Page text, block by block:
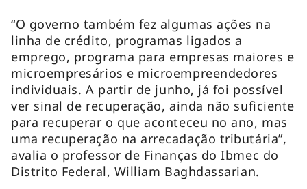
“O governo também fez algumas ações na
linha de crédito, programas ligados a
emprego, programa para empresas maiores e
microempresários e microempreendedores
individuais. A partir de junho, já foi possível
ver sinal de recuperação, ainda não suficiente
para recuperar o que aconteceu no ano, mas
uma recuperação na arrecadação tributária”,
avalia o professor de Finanças do Ibmec do
Distrito Federal, William Baghdassarian.